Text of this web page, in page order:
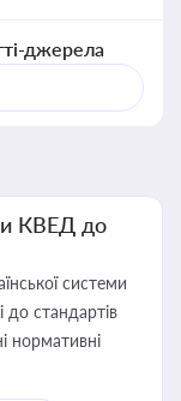
джерела
КВЕД до
системи
до стандартів
нормативні